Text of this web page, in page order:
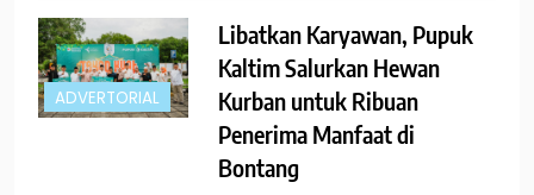
ADVERTORIAL
Libatkan Karyawan, Pupuk
Kaltim Salurkan Hewan
Kurban untuk Ribuan
Penerima Manfaat di
Bontang